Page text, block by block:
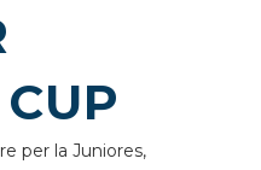
per la Juniores,